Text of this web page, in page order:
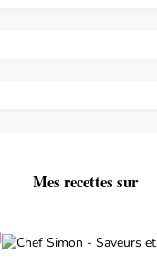
Mes recettes sur